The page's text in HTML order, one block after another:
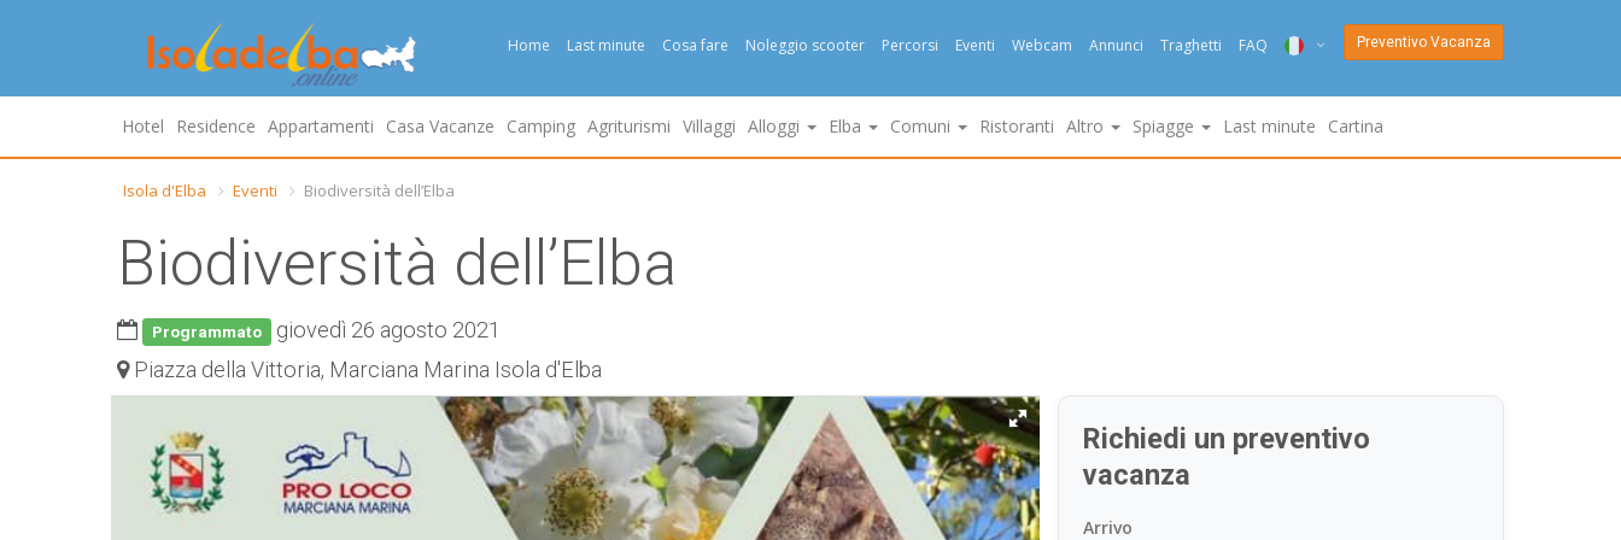
Home Last minute Cosa fare Noleggio scooter Percorsi Eventi Webcam Annunci Traghetti FAQ
ENG
Preventivo Vacanza
Hotel Residence Appartamenti Casa Vacanze Camping Agriturismi Villaggi Alloggi Elba Comuni Ristoranti Altro Spiagge Last minute Cartina
Isola d'Elba Eventi Biodiversità dell’Elba
Biodiversità dell’Elba
Programmato
giovedì 26 agosto 2021
Piazza della Vittoria, Marciana Marina Isola d'Elba
Richiedi un preventivo
vacanza
Arrivo